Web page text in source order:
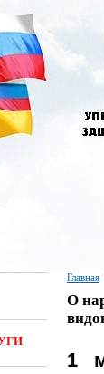
Главная
О
1